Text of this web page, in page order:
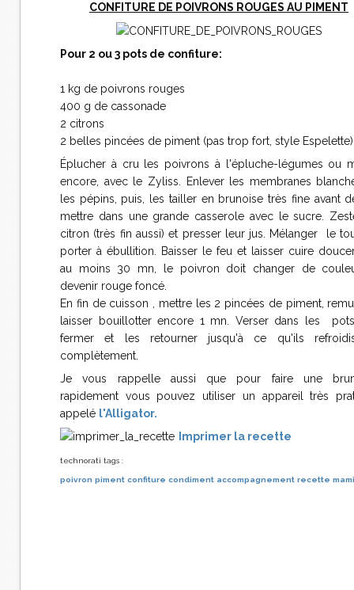
CONFITURE DE POIVRONS ROUGES AU PIMENT
Pour 2 ou 3 pots de confiture:
1 kg de poivrons rouges
400 g de cassonade
2 citrons
2 belles pincées de piment (pas trop fort, style Espelette)
Éplucher à cru les poivrons à l'épluche-légumes ou
encore, avec le Zyliss. Enlever les membranes
les pépins, puis, les tailler en brunoise très fine avant
mettre dans une grande casserole avec le sucre.
citron (très fin aussi) et presser leur jus. Mélanger le
porter à ébullition. Baisser le feu et laisser cuire
au moins 30 mn, le poivron doit changer de
devenir rouge foncé.
En fin de cuisson , mettre les 2 pincées de piment,
laisser bouillotter encore 1 mn. Verser dans les
fermer et les retourner jusqu'à ce qu'ils
complètement.
Je vous rappelle aussi que pour faire une
rapidement vous pouvez utiliser un appareil très
appelé l'Alligator.
Imprimer la recette
technorati tags :
poivron piment confiture condiment accompagnement recette